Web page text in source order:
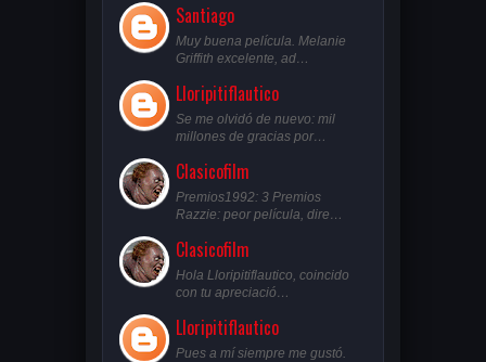
Santiago
Muy buena película. Melanie
Griffith excelente, ad…
Lloripitiflautico
Se me olvidó de nuevo: mil
millones de gracias por…
Clasicofilm
Premios1992: 3 Premios
Razzie: peor película, dire…
Clasicofilm
Hola Lloripitiflautico, coincido
con tu apreciació…
Lloripitiflautico
Pues a mí siempre me gustó.